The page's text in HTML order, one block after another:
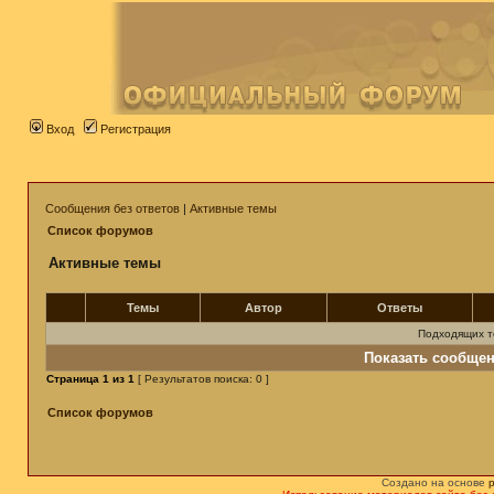
Вход Регистрация
Сообщения без ответов | Активные темы
Список форумов
Активные темы
Темы Автор Ответы
Подходящих
Показать
Страница 1 из 1 [ Результатов поиска: 0 ]
Список форумов
Создано на основе